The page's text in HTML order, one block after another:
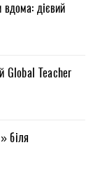
вдома: дієвий
Global Teacher
біля